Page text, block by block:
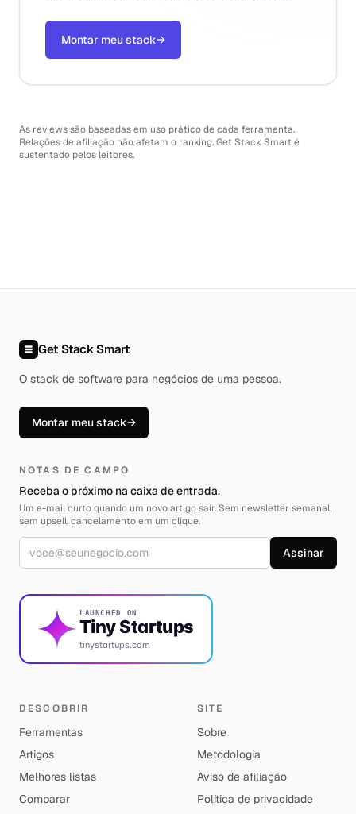
Montar meu stack→
As reviews são baseadas em uso prático de cada ferramenta.
Relações de afiliação não afetam o ranking. Get Stack Smart é
sustentado pelos leitores.
Get Stack Smart
O stack de software para negócios de uma pessoa.
Montar meu stack→
NOTAS DE CAMPO
Receba o próximo na caixa de entrada.
Um e-mail curto quando um novo artigo sair. Sem newsletter semanal,
sem upsell, cancelamento em um clique.
Endereço de e-mail Assinar
LAUNCHED ON
Tiny Startups
tinystartups.com
DESCOBRIR
Ferramentas
Artigos
Melhores listas
Comparar
SITE
Sobre
Metodologia
Aviso de afiliação
Política de privacidade